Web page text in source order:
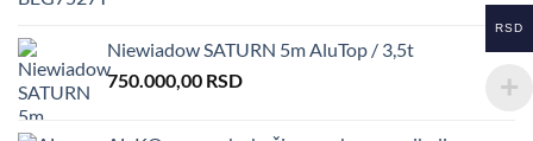
Niewiadow SATURN 5m AluTop / 3,5t
750.000,00 RSD
RSD